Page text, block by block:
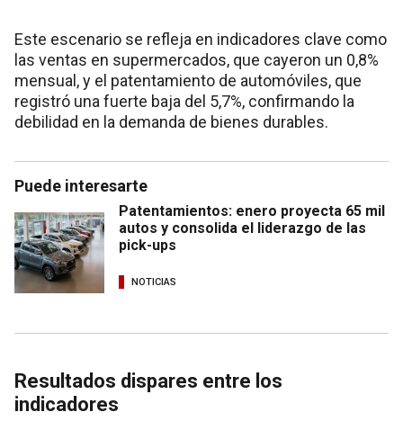
Este escenario se refleja en indicadores clave como
las ventas en supermercados, que cayeron un 0,8%
mensual, y el patentamiento de automóviles, que
registró una fuerte baja del 5,7%, confirmando la
debilidad en la demanda de bienes durables.
Puede interesarte
Patentamientos: enero proyecta 65 mil
autos y consolida el liderazgo de las
pick-ups
NOTICIAS
Resultados dispares entre los
indicadores